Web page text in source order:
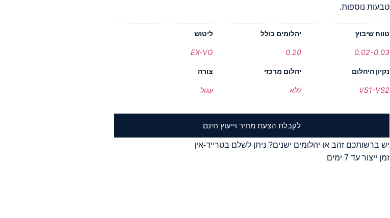
טבעות נוספות.
טווח שיבוץ
0.02-0.03
יהלומים כולל
0.20
ליטוש
EX-VG
נקיון היהלום
VS1-VS2
יהלום מרכזי
ללא
צורה
עגול
לקבלת הצעת מחיר וייעוץ חינם
יש ברשותכם זהב או יהלומים ישנים? ניתן לשלם בטרייד-אין
זמן ייצור עד 7 ימים